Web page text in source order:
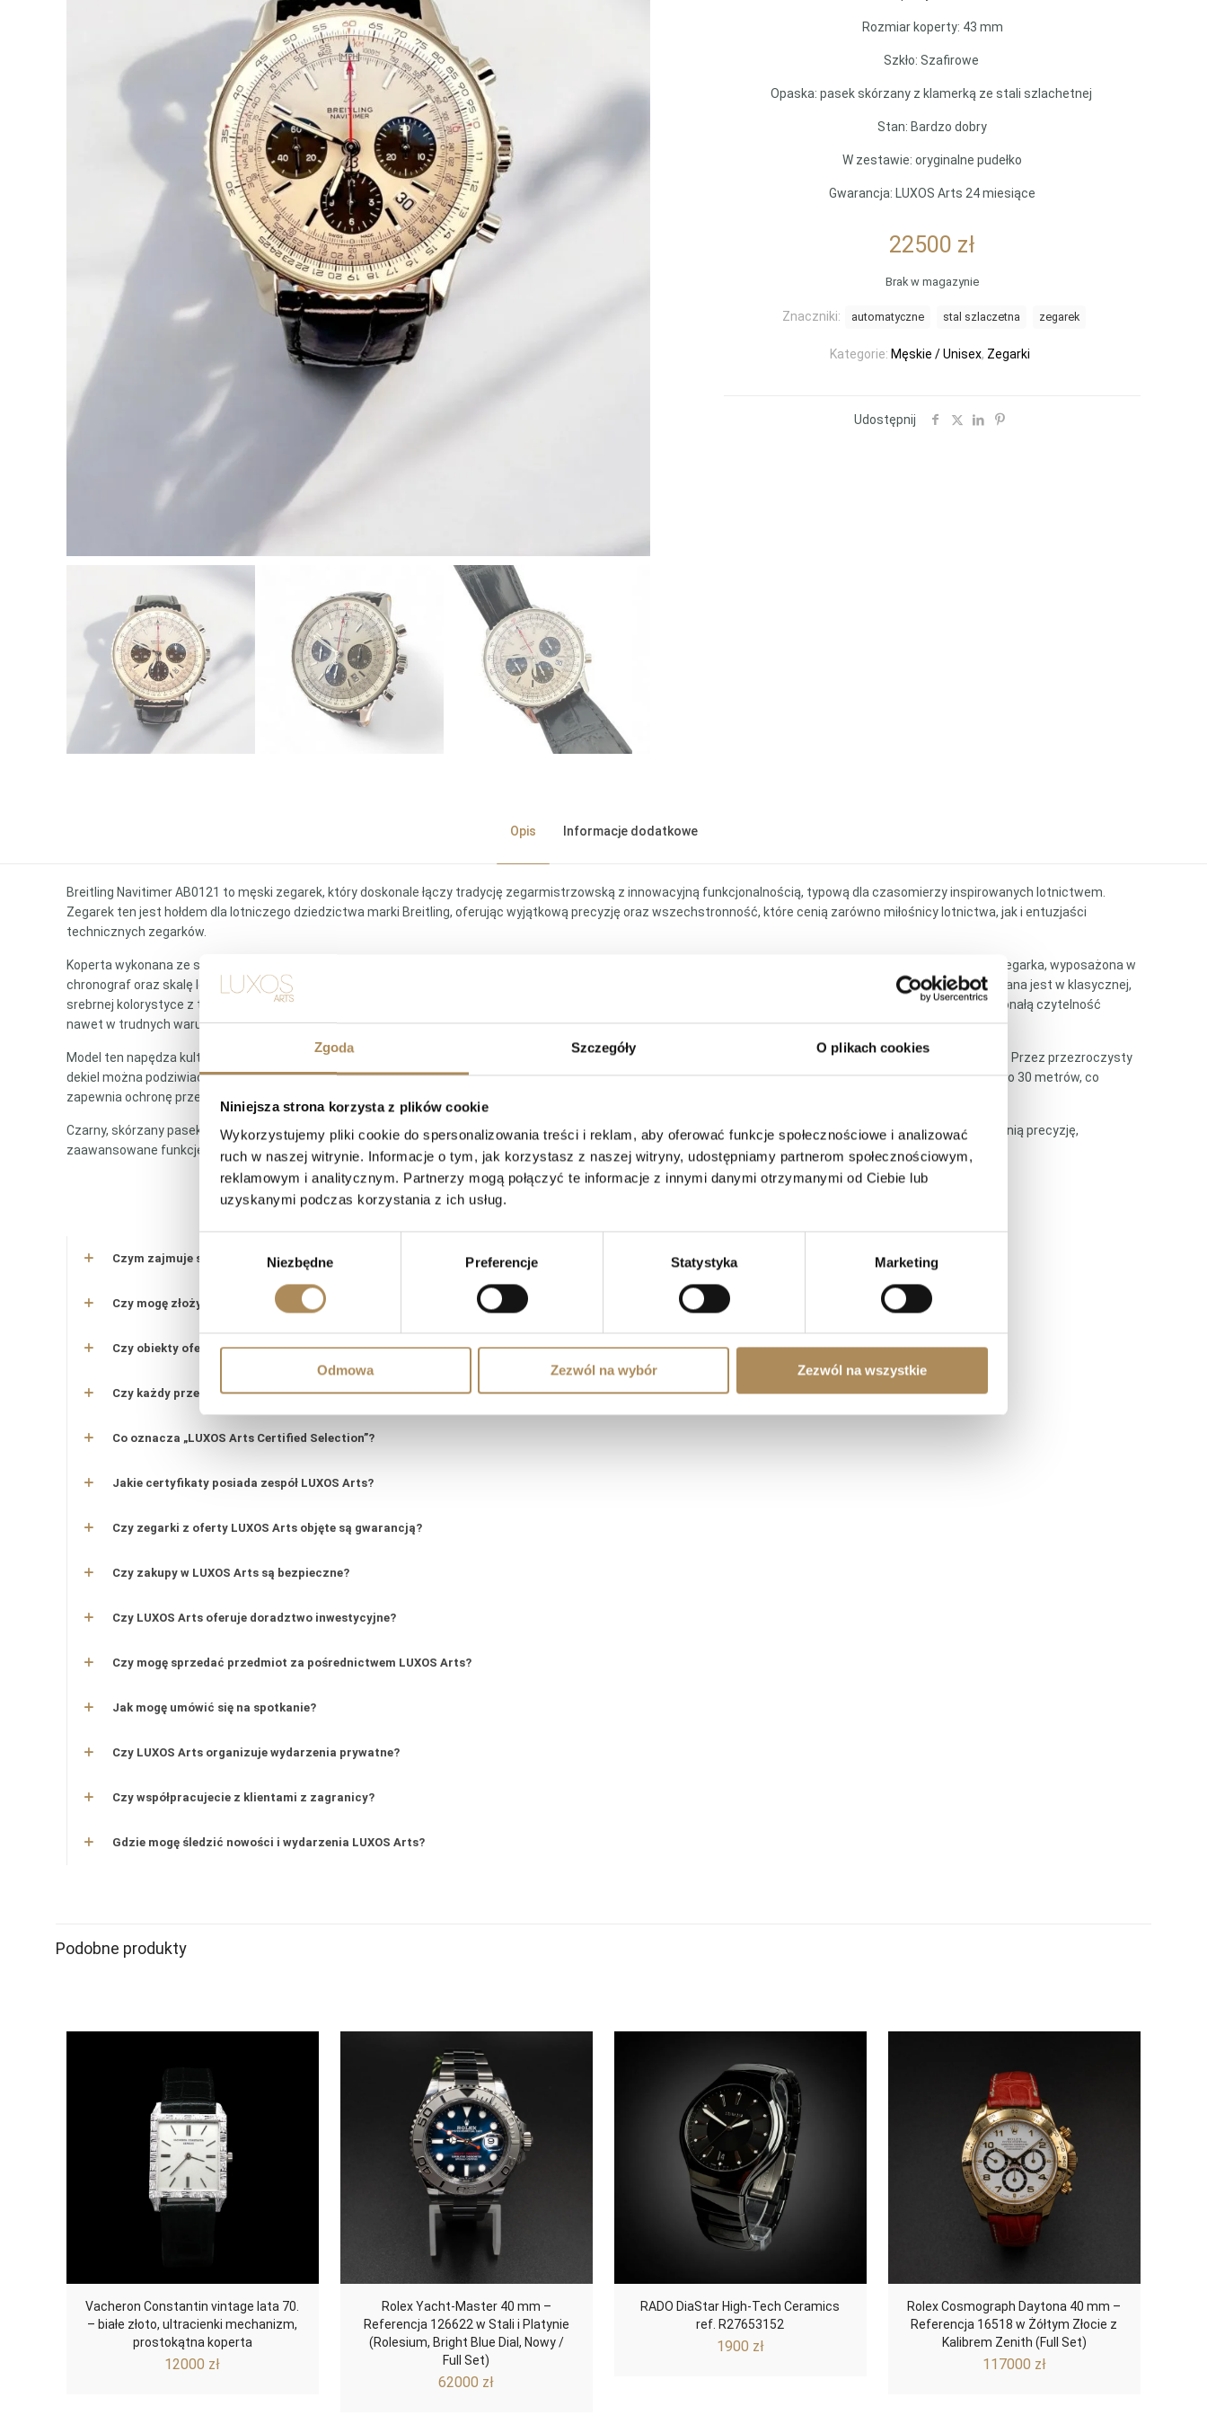
Zgoda Szczegóły O plikach cookies
Niniejsza strona korzysta z plików cookie
Wykorzystujemy pliki cookie do spersonalizowania treści i reklam, aby oferować funkcje społecznościowe i analizować
ruch w naszej witrynie. Informacje o tym, jak korzystasz z naszej witryny, udostępniamy partnerom społecznościowym,
reklamowym i analitycznym. Partnerzy mogą połączyć te informacje z innymi danymi otrzymanymi od Ciebie lub
uzyskanymi podczas korzystania z ich usług.
zgody
Niezbędne Preferencje Statystyka Marketing
Odmowa Zezwól na wybór Zezwól na wszystkie
Rozmiar koperty: 43 mm
Szkło: Szafirowe
Opaska: pasek skórzany z klamerką ze stali szlachetnej
Stan: Bardzo dobry
W zestawie: oryginalne pudełko
Gwarancja: LUXOS Arts 24 miesiące
22500 zł
Brak w magazynie
Kategorie: Męskie / Unisex, Zegarki
Znaczniki: automatyczne stal szlaczetna zegarek
Udostępnij
Opis Informacje dodatkowe
Breitling Navitimer AB0121 to męski zegarek, który doskonale łączy tradycję zegarmistrzowską z innowacyjną funkcjonalnością, typową dla czasomierzy inspirowanych lotnictwem.
Zegarek ten jest hołdem dla lotniczego dziedzictwa marki Breitling, oferując wyjątkową precyzję oraz wszechstronność, które cenią zarówno miłośnicy lotnictwa, jak i entuzjaści
technicznych zegarków.
Koperta wykonana ze stali szlachetnej o średnicy 43 mm nadaje mu solidny, męski wygląd, a jednocześnie zapewnia wygodę noszenia. Charakterystyczna tarcza zegarka, wyposażona w
chronograf oraz skalę logarytmiczną, pozwala na wykonywanie precyzyjnych obliczeń lotniczych, co było jednym z głównych założeń serii Navitimer. Tarcza utrzymana jest w klasycznej,
srebrnej kolorystyce z trzema czarnymi subtarczami, które pełnią funkcję chronografu. Wskazówki są wyposażone w powłokę luminescencyjną, co zapewnia doskonałą czytelność
nawet w trudnych warunkach oświetleniowych.
Model ten napędza kultowy automatyczny mechanizm kalibru Breitling 01, który jest certyfikowanym chronometrem, gwarantującym wyjątkową precyzję działania. Przez przezroczysty
dekiel można podziwiać skomplikowaną konstrukcję tego mechanizmu, co dodatkowo podkreśla prestiż i kunszt zegarka. Zegarek posiada także wodoodporność do 30 metrów, co
zapewnia ochronę przed przypadkowymi kontaktami z wodą.
Czarny, skórzany pasek dopełnia całości, dodając zegarkowi elegancji i sportowego charakteru. Breitling Navitimer AB0121 to idealny wybór dla mężczyzn, którzy cenią precyzję,
zaawansowane funkcje techniczne i klasyczny design, będący jednocześnie hołdem dla dziedzictwa lotniczego marki.
LUXOS Arts — Najczęściej zadawane pytania (Q&A)
Czym zajmuje się LUXOS Arts?
Czy mogę złożyć indywidualne zamówienie lub poprosić o wyszukanie konkretnego przedmiotu?
Czy obiekty oferowane przez LUXOS Arts są autentyczne i wartościowe?
Czy każdy przedmiot posiada certyfikat autentyczności?
Co oznacza „LUXOS Arts Certified Selection”?
Jakie certyfikaty posiada zespół LUXOS Arts?
Czy zegarki z oferty LUXOS Arts objęte są gwarancją?
Czy zakupy w LUXOS Arts są bezpieczne?
Czy LUXOS Arts oferuje doradztwo inwestycyjne?
Czy mogę sprzedać przedmiot za pośrednictwem LUXOS Arts?
Jak mogę umówić się na spotkanie?
Czy LUXOS Arts organizuje wydarzenia prywatne?
Czy współpracujecie z klientami z zagranicy?
Gdzie mogę śledzić nowości i wydarzenia LUXOS Arts?
Podobne produkty
Vacheron Constantin vintage lata 70.
– białe złoto, ultracienki mechanizm,
prostokątna koperta
12000 zł
Rolex Yacht-Master 40 mm –
Referencja 126622 w Stali i Platynie
(Rolesium, Bright Blue Dial, Nowy /
Full Set)
62000 zł
RADO DiaStar High-Tech Ceramics
ref. R27653152
1900 zł
Rolex Cosmograph Daytona 40 mm –
Referencja 16518 w Żółtym Złocie z
Kalibrem Zenith (Full Set)
117000 zł